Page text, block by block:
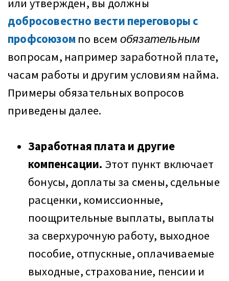
или утвержден, вы должны
добросовестно вести переговоры с
профсоюзом по всем обязательным
вопросам, например заработной плате,
часам работы и другим условиям найма.
Примеры обязательных вопросов
приведены далее.
Заработная плата и другие
компенсации. Этот пункт включает
бонусы, доплаты за смены, сдельные
расценки, комиссионные,
поощрительные выплаты, выплаты
за сверхурочную работу, выходное
пособие, отпускные, оплачиваемые
выходные, страхование, пенсии и